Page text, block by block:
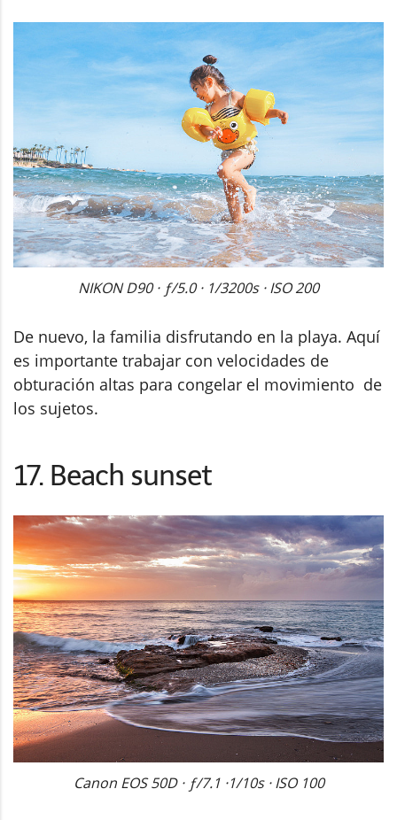
NIKON D90 · ƒ/5.0 · 1/3200s · ISO 200
De nuevo, la familia disfrutando en la playa. Aquí
es importante trabajar con velocidades de
obturación altas para congelar el movimiento de
los sujetos.
17. Beach sunset
Canon EOS 50D · ƒ/7.1 ·1/10s · ISO 100